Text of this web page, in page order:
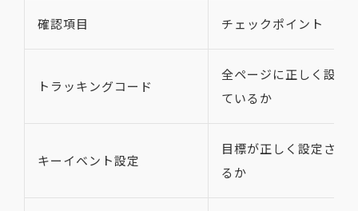
確認項目 チェックポイント
トラッキングコード
全ページに正しく設置
ているか
キーイベント設定
目標が正しく設定され
るか